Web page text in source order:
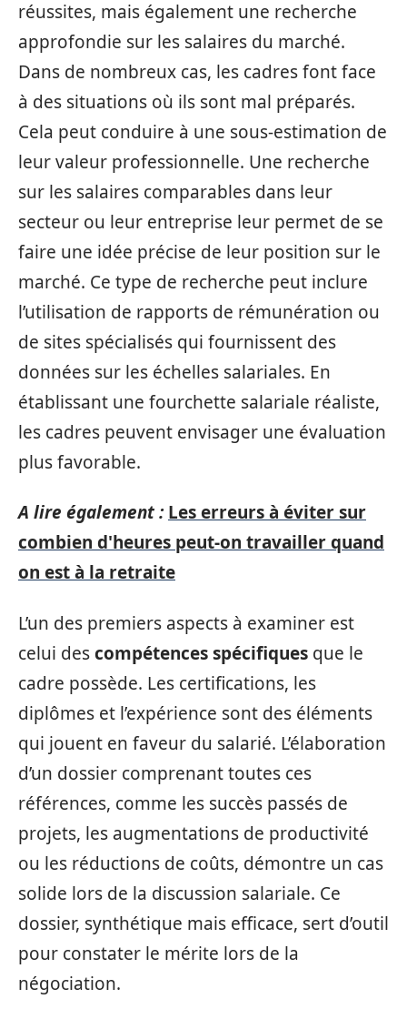
réussites, mais également une recherche
approfondie sur les salaires du marché.
Dans de nombreux cas, les cadres font face
à des situations où ils sont mal préparés.
Cela peut conduire à une sous-estimation de
leur valeur professionnelle. Une recherche
sur les salaires comparables dans leur
secteur ou leur entreprise leur permet de se
faire une idée précise de leur position sur le
marché. Ce type de recherche peut inclure
l’utilisation de rapports de rémunération ou
de sites spécialisés qui fournissent des
données sur les échelles salariales. En
établissant une fourchette salariale réaliste,
les cadres peuvent envisager une évaluation
plus favorable.
A lire également : Les erreurs à éviter sur
combien d'heures peut-on travailler quand
on est à la retraite
L’un des premiers aspects à examiner est
celui descompétences spécifiques que le
cadre possède. Les certifications, les
diplômes et l’expérience sont des éléments
qui jouent en faveur du salarié. L’élaboration
d’un dossier comprenant toutes ces
références, comme les succès passés de
projets, les augmentations de productivité
ou les réductions de coûts, démontre un cas
solide lors de la discussion salariale. Ce
dossier, synthétique mais efficace, sert d’outil
pour constater le mérite lors de la
négociation.